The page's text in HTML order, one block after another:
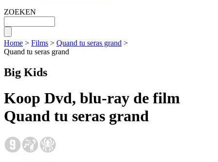
ZOEKEN
Home > Films > Quand tu seras grand >
Quand tu seras grand
Big Kids
Koop Dvd, blu-ray de film
Quand tu seras grand